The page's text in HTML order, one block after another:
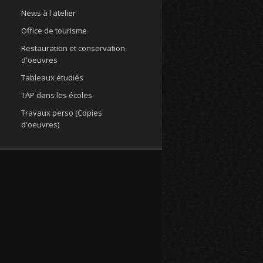
News à l'atelier
Office de tourisme
Restauration et conservation
d'oeuvres
Tableaux étudiés
TAP dans les écoles
Travaux perso (Copies
d'oeuvres)